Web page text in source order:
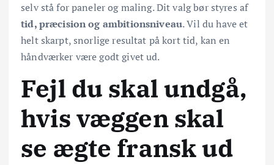
selv stå for paneler og maling. Dit valg bør styres af
tid, præcision og ambitionsniveau. Vil du have et
helt skarpt, snorlige resultat på kort tid, kan en
håndværker være godt givet ud.
Fejl du skal undgå,
hvis væggen skal
se ægte fransk ud